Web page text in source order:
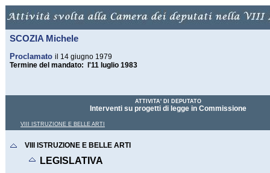
SCOZIA Michele
Proclamato il 14 giugno 1979
Termine del mandato: l'11 luglio 1983
ATTIVITA' DI DEPUTATO
Interventi su progetti di legge in Commissione
VIII ISTRUZIONE E BELLE ARTI
VIII ISTRUZIONE E BELLE ARTI
LEGISLATIVA